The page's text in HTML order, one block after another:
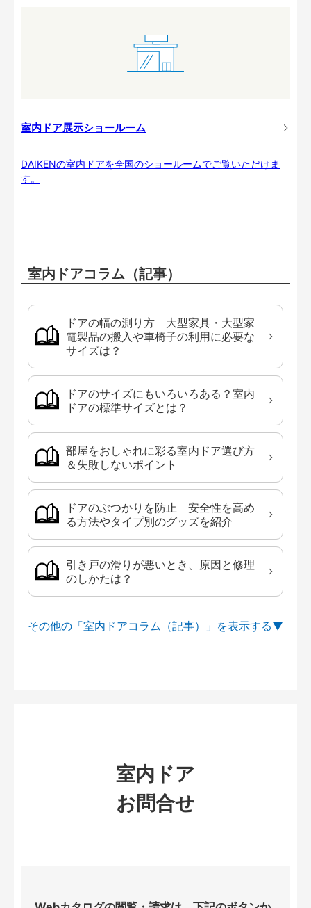
室内ドア展示ショールーム
DAIKENの室内ドアを全国のショールームでご覧いただけま
す。
室内ドアコラム（記事）
ドアの幅の測り方 大型家具・大型家
電製品の搬入や車椅子の利用に必要な
サイズは？
ドアのサイズにもいろいろある？室内
ドアの標準サイズとは？
部屋をおしゃれに彩る室内ドア選び方
＆失敗しないポイント
ドアのぶつかりを防止 安全性を高め
る方法やタイプ別のグッズを紹介
引き戸の滑りが悪いとき、原因と修理
のしかたは？
その他の「室内ドアコラム（記事）」を
室内ドア
お問合せ